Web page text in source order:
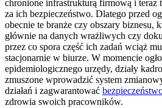
chronione infrastrukturą firmową i teraz
za ich bezpieczeństwo. Dlatego przed
obecnie te branże czy obszary biznesu,
głównie na danych wrażliwych czy
przez co spora część ich zadań wciąż
stacjonarnie w biurze. W momencie
epidemiologicznego urzędy, działy
zmuszone wprowadzić system
działań i zagwarantować
zdrowia swoich pracowników.